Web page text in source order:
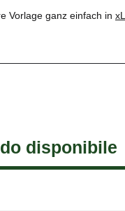
Vorlage ganz einfach in
disponibile